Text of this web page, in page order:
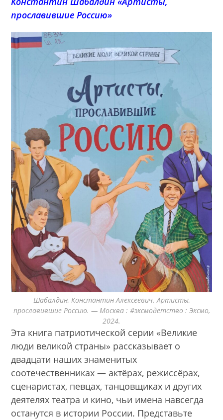
прославившие Россию»
Шабалдин, Константин Алексеевич. Артисты,
прославившие Россию. — Москва : #эксмодетство : Эксмо,
2024.
Эта книга патриотической серии «Великие
люди великой страны» рассказывает о
двадцати наших знаменитых
соотечественниках — актёрах, режиссёрах,
сценаристах, певцах, танцовщиках и других
деятелях театра и кино, чьи имена навсегда
останутся в истории России. Представьте